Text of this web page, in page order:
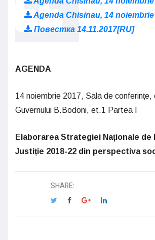
Agenda Chisinau, 14 noiembrie
Повестка 14.11.2017[RU]
AGENDA
14 noiembrie 2017, Sala de conferințe,
Guvernului B.Bodoni, et.1 Partea I
Elaborarea Strategiei Naționale de
Justiție 2018-22 din perspectiva
SHARE: